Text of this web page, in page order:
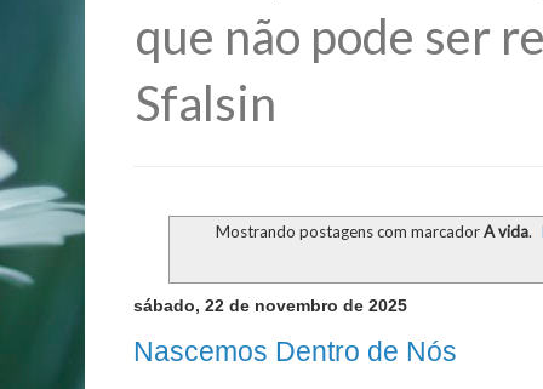
que não pode ser
Sfalsin
Mostrando postagens com marcadorA vida.
sábado, 22 de novembro de 2025
Nascemos Dentro de Nós